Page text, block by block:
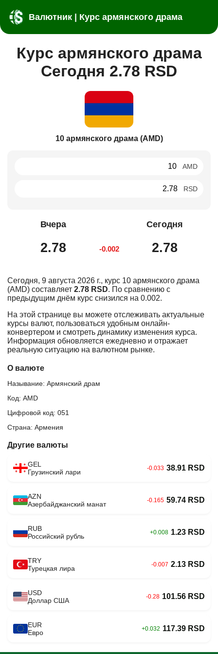
Валютник | Курс армянского драма
Курс армянского драма
Сегодня 2.78 RSD
10 армянского драма (AMD)
AMD
RSD
Вчера
2.78 -0.002
Сегодня
2.78
Сегодня, 9 августа 2026 г., курс 10 армянского драма
(AMD) составляет 2.78 RSD. По сравнению с
предыдущим днём курс снизился на 0.002.
На этой странице вы можете отслеживать актуальные
курсы валют, пользоваться удобным онлайн-
конвертером и смотреть динамику изменения курса.
Информация обновляется ежедневно и отражает
реальную ситуацию на валютном рынке.
О валюте
Называние: Армянский драм
Код: AMD
Цифровой код: 051
Страна: Армения
Другие валюты
GEL
Грузинский лари
-0.033 38.91 RSD
AZN
Азербайджанский манат
-0.165 59.74 RSD
RUB
Российский рубль
+0.008 1.23 RSD
TRY
Турецкая лира
-0.007 2.13 RSD
USD
Доллар США
-0.28 101.56 RSD
EUR
Евро
+0.032 117.39 RSD